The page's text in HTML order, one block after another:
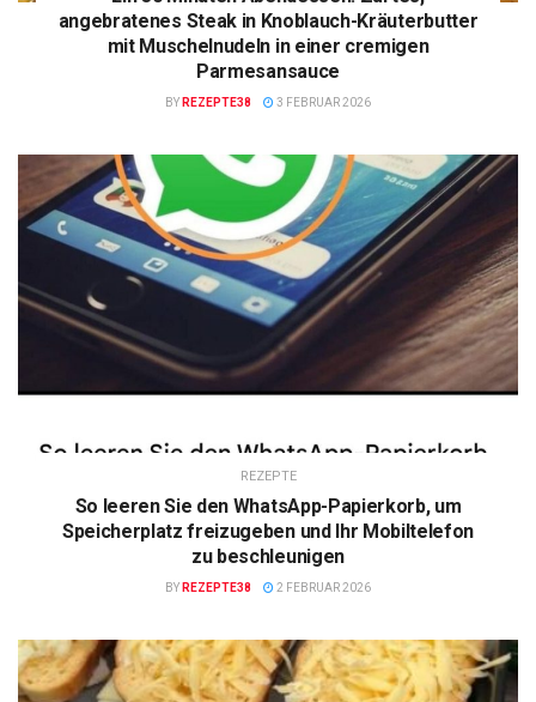
angebratenes Steak in Knoblauch-Kräuterbutter
mit Muschelnudeln in einer cremigen
Parmesansauce
BY REZEPTE38 3 FEBRUAR 2026
REZEPTE
So leeren Sie den WhatsApp-Papierkorb, um
Speicherplatz freizugeben und Ihr Mobiltelefon
zu beschleunigen
BY REZEPTE38 2 FEBRUAR 2026